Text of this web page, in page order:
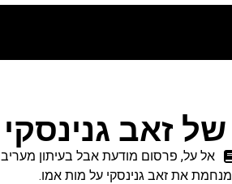
זאב גנינסקי
אל על, פרסום מודעת אבל בעיתון מעריב
את זאב גנינסקי על מות אמו.